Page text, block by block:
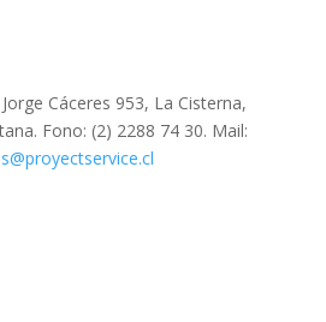
Cáceres 953, La Cisterna,
Fono: (2) 2288 74 30. Mail: